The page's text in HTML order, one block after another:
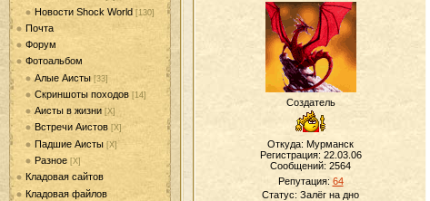
Новости Shock World [130]
Почта
Форум
Фотоальбом
Алые Аисты [33]
Скриншоты походов [14]
Аисты в жизни [Х]
Встречи Аистов [Х]
Падшие Аисты [Х]
Разное [Х]
Кладовая сайтов
Кладовая файлов
Создатель
Откуда: Мурманск
Регистрация: 22.03.06
Сообщений: 2564
Репутация: 64
Статус: Залёг на дно